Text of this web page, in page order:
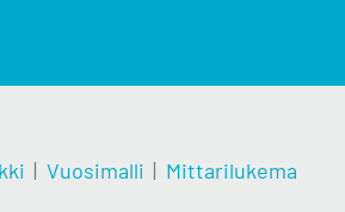
| Vuosimalli | Mittarilukema